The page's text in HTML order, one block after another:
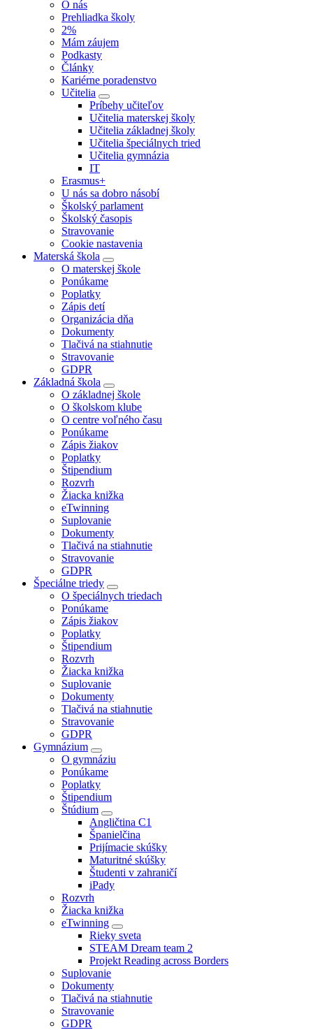
O nás
Prehliadka školy
2%
Mám záujem
Podkasty
Články
Kariérne poradenstvo
Učitelia
Príbehy učiteľov
Učitelia materskej školy
Učitelia základnej školy
Učitelia špeciálnych tried
Učitelia gymnázia
IT
Erasmus+
U nás sa dobro násobí
Školský parlament
Školský časopis
Stravovanie
Cookie nastavenia
Materská škola
O materskej škole
Ponúkame
Poplatky
Zápis detí
Organizácia dňa
Dokumenty
Tlačivá na stiahnutie
Stravovanie
GDPR
Základná škola
O základnej škole
O školskom klube
O centre voľného času
Ponúkame
Zápis žiakov
Poplatky
Štipendium
Rozvrh
Žiacka knižka
eTwinning
Suplovanie
Dokumenty
Tlačivá na stiahnutie
Stravovanie
GDPR
Špeciálne triedy
O špeciálnych triedach
Ponúkame
Zápis žiakov
Poplatky
Štipendium
Rozvrh
Žiacka knižka
Suplovanie
Dokumenty
Tlačivá na stiahnutie
Stravovanie
GDPR
Gymnázium
O gymnáziu
Ponúkame
Poplatky
Štipendium
Štúdium
Angličtina C1
Španielčina
Prijímacie skúšky
Maturitné skúšky
Študenti v zahraničí
iPady
Rozvrh
Žiacka knižka
eTwinning
Rieky sveta
STEAM Dream team 2
Projekt Reading across Borders
Suplovanie
Dokumenty
Tlačivá na stiahnutie
Stravovanie
GDPR